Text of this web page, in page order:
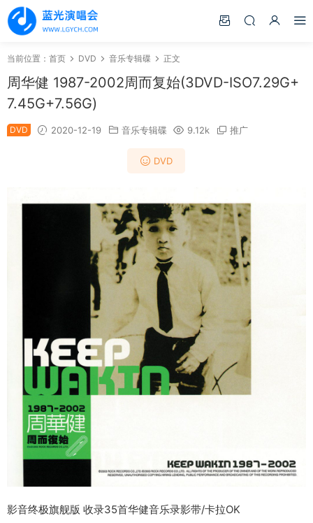
当前位置： 首页 DVD 音乐专辑碟 正文
周华健 1987-2002周而复始(3DVD-ISO7.29G+
7.45G+7.56G)
DVD 2020-12-19 音乐专辑碟 9.12k 推广
DVD
影音终极旗舰版 收录35首华健音乐录影带/卡拉OK